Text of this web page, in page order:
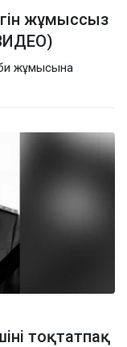
жұмыссыз
жұмысына
тоқтатпақ